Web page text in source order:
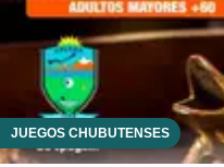
JUEGOS CHUBUTENSES